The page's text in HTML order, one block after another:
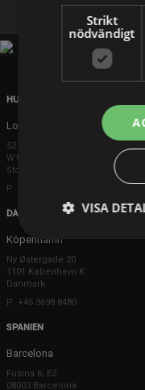
HUVUDKONTOR
London
52 Brook Street
W1K 5DS London
Storbritannien
P: +44 203 608 8181
DANMARK
Köpenhamn
Ny Østergade 20
1101 København K
Danmark
P: +45 3698 8480
SPANIEN
Barcelona
Fusina 6, E2
08003 Barcelona
Strikt
nödvändigt
VISA